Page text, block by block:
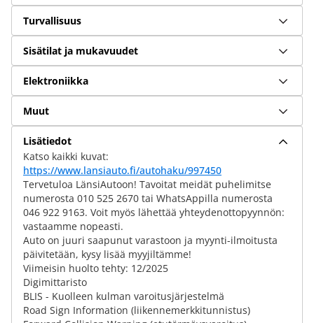
Turvallisuus
Sisätilat ja mukavuudet
Elektroniikka
Muut
Lisätiedot
Katso kaikki kuvat:
https://www.lansiauto.fi/autohaku/997450
Tervetuloa LänsiAutoon! Tavoitat meidät puhelimitse
numerosta 010 525 2670 tai WhatsAppilla numerosta
046 922 9163. Voit myös lähettää yhteydenottopyynnön:
vastaamme nopeasti.
Auto on juuri saapunut varastoon ja myynti-ilmoitusta
päivitetään, kysy lisää myyjiltämme!
Viimeisin huolto tehty: 12/2025
Digimittaristo
BLIS - Kuolleen kulman varoitusjärjestelmä
Road Sign Information (liikennemerkkitunnistus)